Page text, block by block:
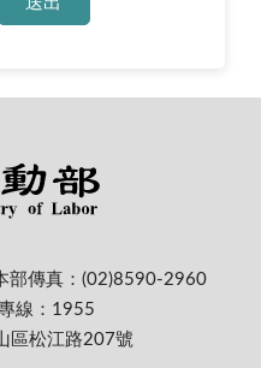
部傳真：(02)8590-2960
線：1955
區松江路207號